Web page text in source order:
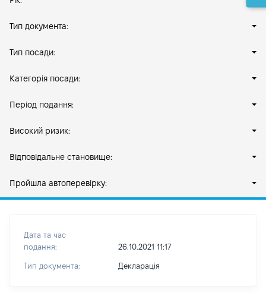
Тип документа:
Тип посади:
Категорія посади:
Період подання:
Високий ризик:
Відповідальне становище:
Пройшла автоперевірку:
Дата та час
подання:
26.10.2021 11:17
Тип документа: Декларація